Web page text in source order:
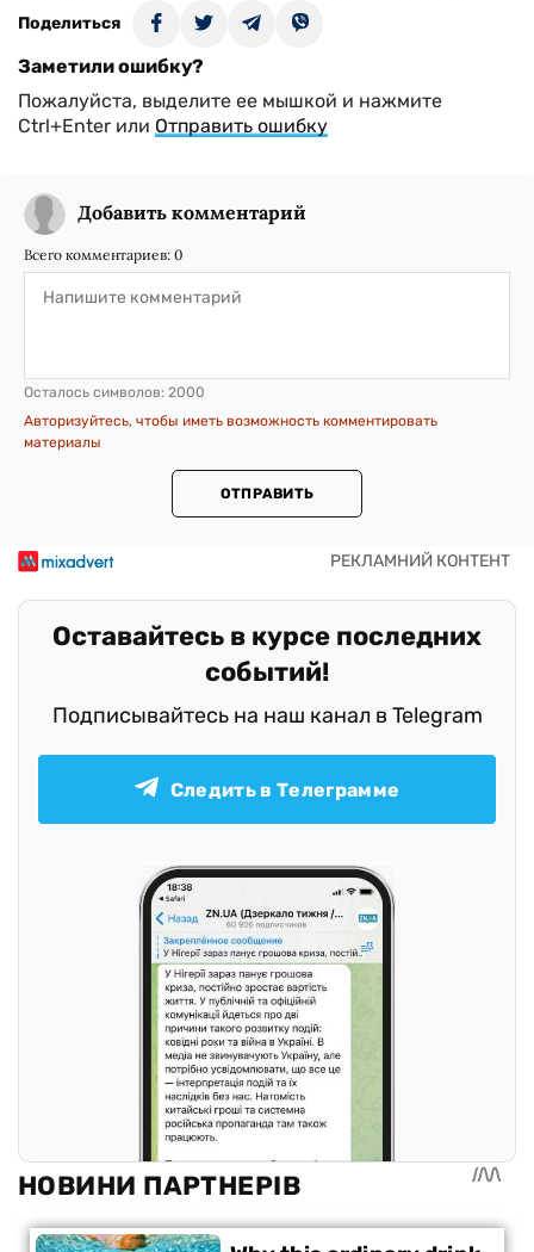
Поделиться
Заметили ошибку?
Пожалуйста, выделите ее мышкой и нажмите
Ctrl+Enter или Отправить ошибку
Добавить комментарий
Всего комментариев: 0
Осталось символов: 2000
Авторизуйтесь, чтобы иметь возможность комментировать
материалы
ОТПРАВИТЬ
Оставайтесь в курсе последних
событий!
Подписывайтесь на наш канал в Telegram
Следить в Телеграмме